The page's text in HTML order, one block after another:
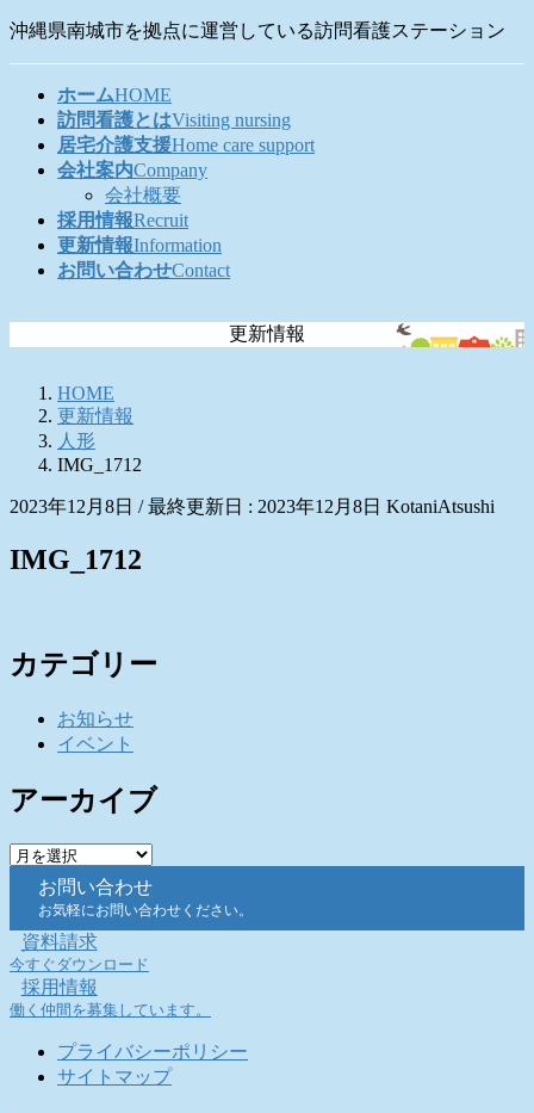
コ
ナ
沖縄県南城市を拠点に運営している訪問看護ステーション
ホームHOME
訪問看護とはVisiting nursing
居宅介護支援Home care support
会社案内Company
会社概要
採用情報Recruit
更新情報Information
お問い合わせContact
更新情報
HOME
更新情報
人形
IMG_1712
2023年12月8日 / 最終更新日 : 2023年12月8日 KotaniAtsushi
IMG_1712
カテゴリー
お知らせ
イベント
アーカイブ
ア
イ
ブ
お問い合わせ
お気軽にお問い合わせください。
資料請求
今すぐダウンロード
採用情報
働く仲間を募集しています。
プライバシーポリシー
サイトマップ